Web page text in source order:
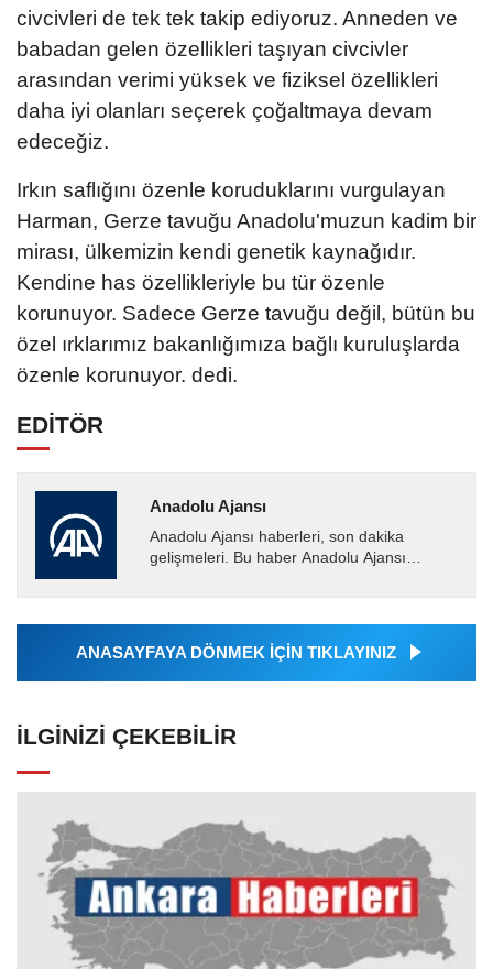
civcivleri de tek tek takip ediyoruz. Anneden ve
babadan gelen özellikleri taşıyan civcivler
arasından verimi yüksek ve fiziksel özellikleri
daha iyi olanları seçerek çoğaltmaya devam
edeceğiz.
Irkın saflığını özenle koruduklarını vurgulayan
Harman, Gerze tavuğu Anadolu'muzun kadim bir
mirası, ülkemizin kendi genetik kaynağıdır.
Kendine has özellikleriyle bu tür özenle
korunuyor. Sadece Gerze tavuğu değil, bütün bu
özel ırklarımız bakanlığımıza bağlı kuruluşlarda
özenle korunuyor. dedi.
EDİTÖR
Anadolu Ajansı
Anadolu Ajansı haberleri, son dakika
gelişmeleri. Bu haber Anadolu Ajansı
tarafından geçilen tüm...
ANASAYFAYA DÖNMEK İÇİN TIKLAYINIZ
İLGINIZI ÇEKEBILIR